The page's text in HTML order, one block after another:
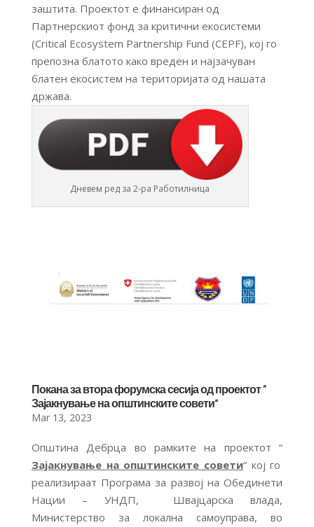
заштита. Проектот е финансиран од
Партнерскиот фонд за критични екосистеми
(Critical Ecosystem Partnership Fund (CEPF), кој го
препозна блатото како вреден и најзачуван
блатен екосистем на територијата од нашата
држава.
Дневем ред за 2-ра Работилница
Покана за втора форумска сесија од проектот ”
Зајакнување на општинските совети“
Mar 13, 2023
Општина Дебрца во рамките на проектот “
Зајакнување на општинските совети“ кој го
реализираат Програма за развој на Обединети
Нации – УНДП, Швајцарска влада,
Министерство за локална самоуправа, во